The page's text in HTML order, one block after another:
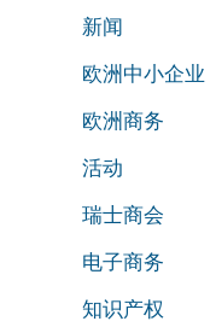
新闻
欧洲中小企业
欧洲商务
活动
瑞士商会
电子商务
知识产权